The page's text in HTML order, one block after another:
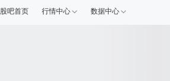
股吧首页 行情中心 数据中心